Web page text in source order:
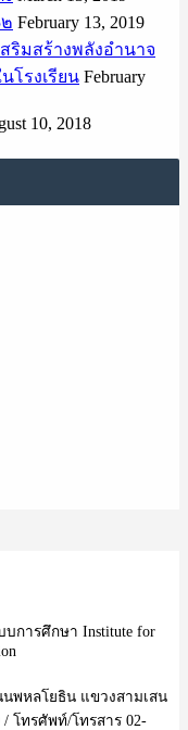
February 13, 2019
ริมสร้างพลังอำนาจ
โรงเรียน February
10, 2018
การศึกษา Institute for
นพหลโยธิน แขวงสามเสน
โทรศัพท์/โทรสาร 02-